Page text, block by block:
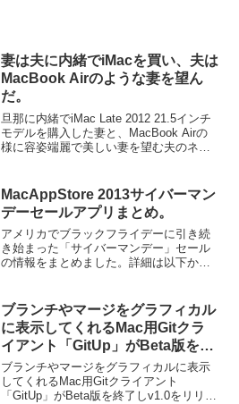
妻は夫に内緒でiMacを買い、夫は
MacBook Airのような妻を望ん
だ。
旦那に内緒でiMac Late 2012 21.5インチ
モデルを購入した妻と、MacBook Airの
様に容姿端麗で美しい妻を望む夫のネ
MacAppStore 2013サイバーマン
デーセールアプリまとめ。
アメリカでブラックフライデーに引き続
き始まった「サイバーマンデー」セール
の情報をまとめました。詳細は以下か
ブランチやマージをグラフィカル
に表示してくれるMac用Gitクラ
イアント「GitUp」がBeta版を終
了しv1.0をリリース、同時にオー
プンソース化へ。
ブランチやマージをグラフィカルに表示
してくれるMac用Gitクライアント
「GitUp」がBeta版を終了しv1.0をリリー